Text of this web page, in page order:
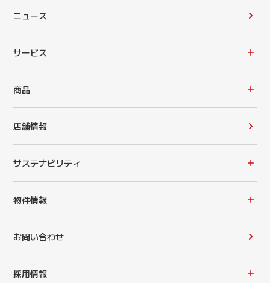
ニュース
サービス
商品
店舗情報
サステナビリティ
物件情報
お問い合わせ
採用情報